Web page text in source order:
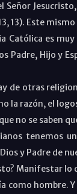
13). Este
Católica es
Padre, Hijo y
de otras
la razón, el
no se saben
tenemos
y Padre de
Manifestar lo
como hombre.